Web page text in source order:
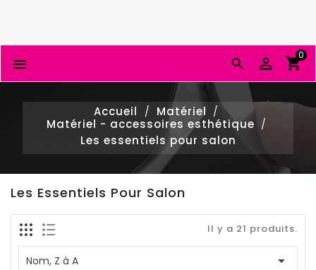

0

Accueil
Matériel
Matériel - accessoires esthétique
Les essentiels pour salon
Les Essentiels Pour Salon
Il y a 21 produits.
Nom, Z à A 